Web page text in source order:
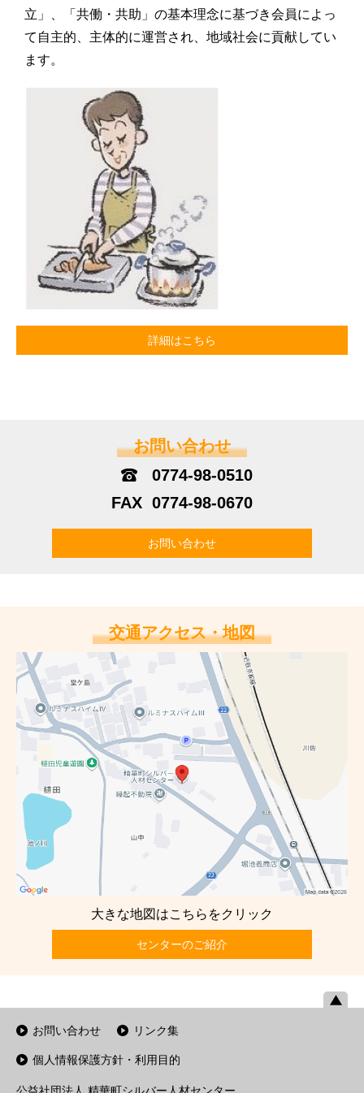
立」、「共働・共助」の基本理念に基づき会員によっ
て自主的、主体的に運営され、地域社会に貢献してい
ます。
詳細はこちら
お問い合わせ
0774-98-0510
0774-98-0670
お問い合わせ
交通アクセス・地図
大きな地図はこちらをクリック
センターのご紹介
お問い合わせ リンク集
個人情報保護方針・利用目的